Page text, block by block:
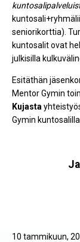
seniorikorttia).
kuntosalit ovat
julkisilla
Esitäthän
Mentor Gymin
Kujasta
Gymin
10 tammikuun,